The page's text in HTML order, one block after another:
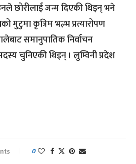
छोरीलाई जन्म दिएकी थिइन् भने
मुटुमा कृत्रिम भल्भ प्रत्यारोपण
समानुपातिक निर्वाचन
चुनिएकी थिइन् । लुम्विनी प्रदेश
0